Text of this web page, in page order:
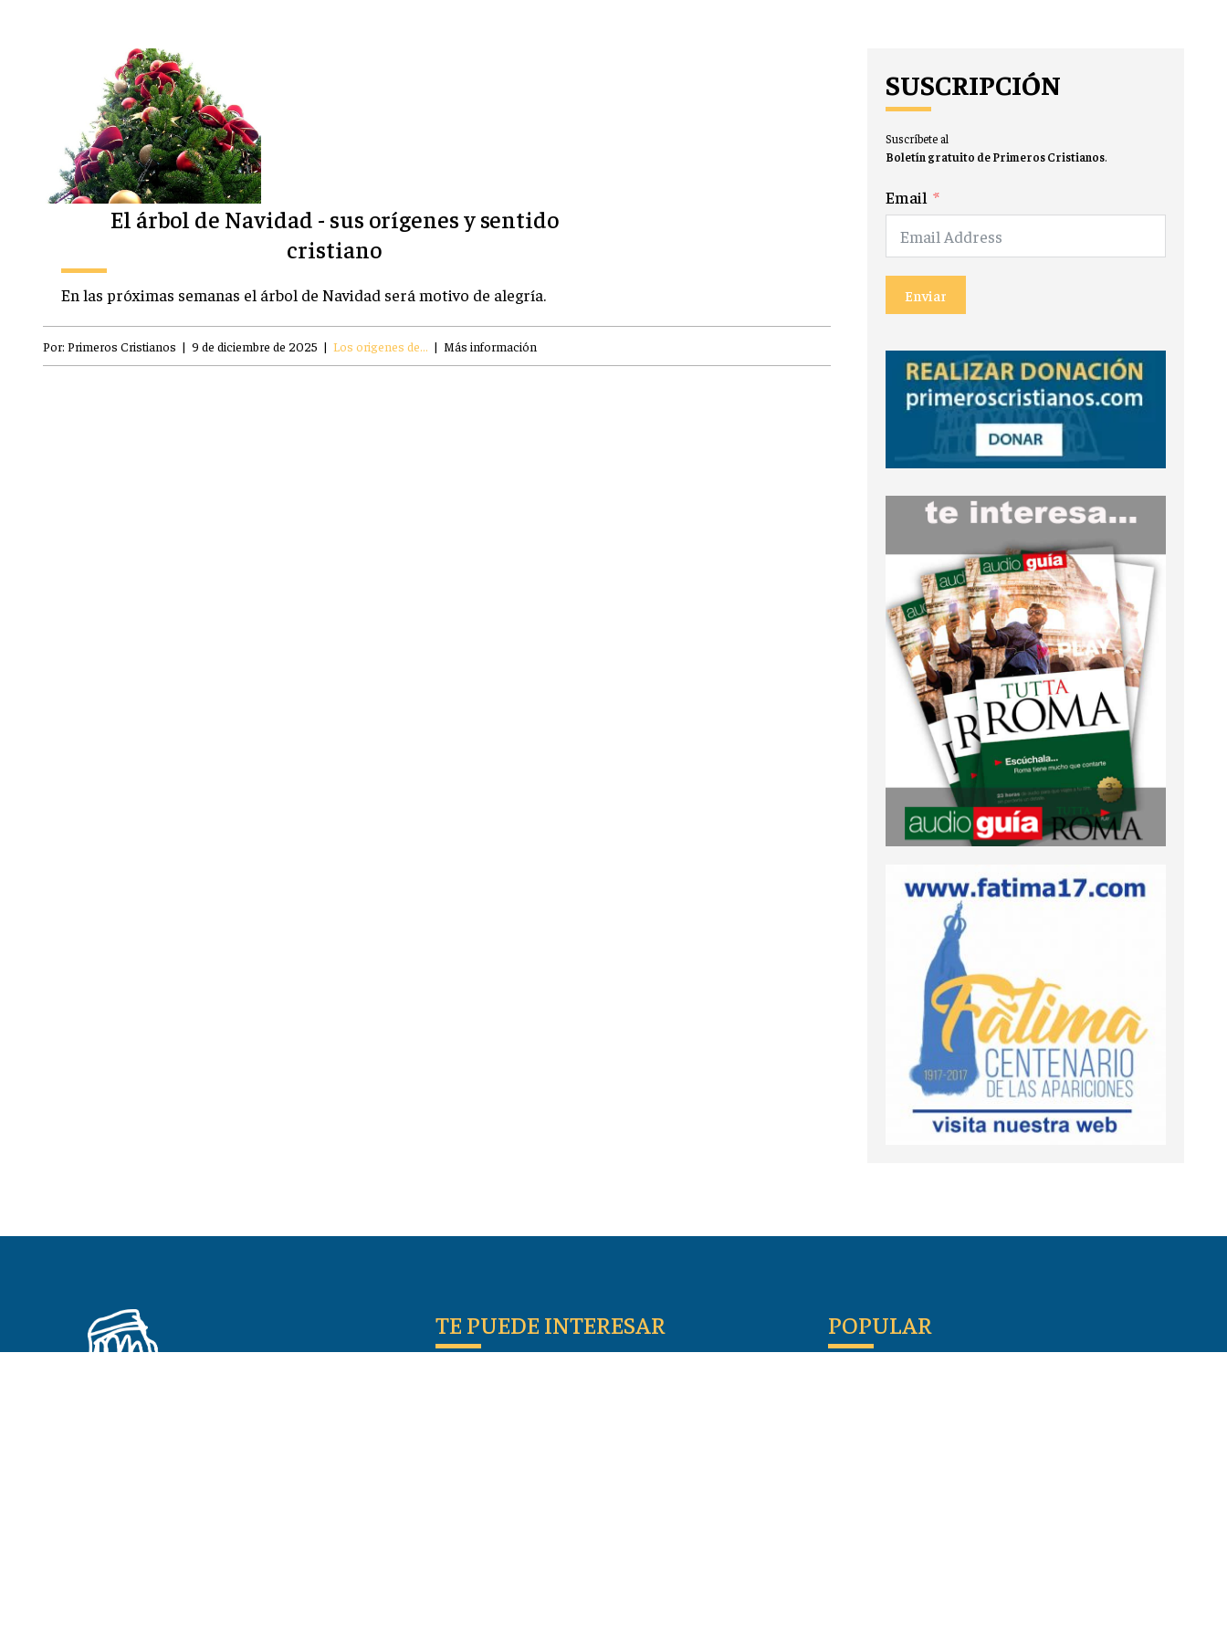
El árbol de Navidad - sus orígenes y sentido
cristiano
En las próximas semanas el árbol de Navidad será motivo de alegría.
Por: Primeros Cristianos | 9 de diciembre de 2025 | Los origenes de... | Más información
SUSCRIPCIÓN
Suscríbete al
Boletín gratuito de Primeros Cristianos.
Email
Enviar
TE PUEDE INTERESAR POPULAR